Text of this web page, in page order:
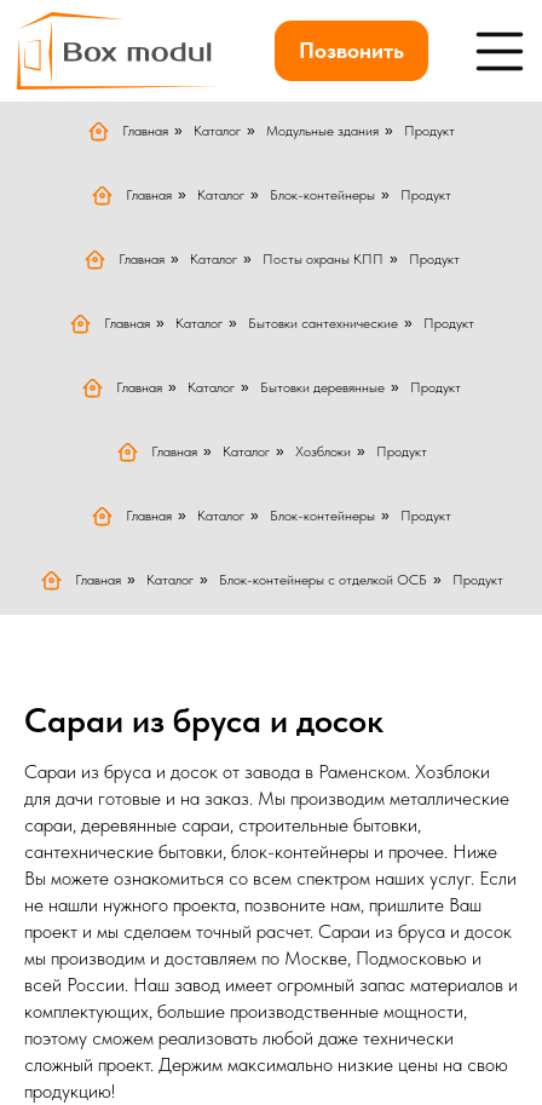
Позвонить
Главная » Каталог » Модульные здания » Продукт
Главная » Каталог » Блок-контейнеры » Продукт
Главная » Каталог » Посты охраны КПП » Продукт
Главная » Каталог » Бытовки сантехнические » Продукт
Главная » Каталог » Бытовки деревянные » Продукт
Главная » Каталог » Хозблоки » Продукт
Главная » Каталог » Блок-контейнеры » Продукт
Главная » Каталог » Блок-контейнеры с отделкой ОСБ » Продукт
Сараи из бруса и досок
Сараи из бруса и досок от завода в Раменском. Хозблоки
для дачи готовые и на заказ. Мы производим металлические
сараи, деревянные сараи, строительные бытовки,
сантехнические бытовки, блок-контейнеры и прочее. Ниже
Вы можете ознакомиться со всем спектром наших услуг. Если
не нашли нужного проекта, позвоните нам, пришлите Ваш
проект и мы сделаем точный расчет. Сараи из бруса и досок
мы производим и доставляем по Москве, Подмосковью и
всей России. Наш завод имеет огромный запас материалов и
комплектующих, большие производственные мощности,
поэтому сможем реализовать любой даже технически
сложный проект. Держим максимально низкие цены на свою
продукцию!